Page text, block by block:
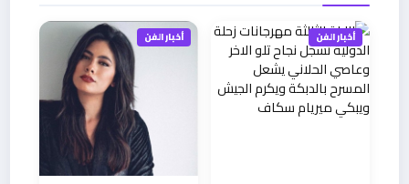
أخبار الفن أخبار الفن